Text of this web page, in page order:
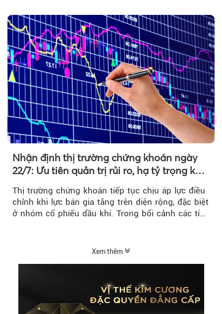
Nhận định thị trường chứng khoán ngày
22/7: Ưu tiên quản trị rủi ro, hạ tỷ trọng khi
Thị trường chứng khoán tiếp tục chịu áp lực điều
chỉnh khi lực bán gia tăng trên diện rộng, đặc biệt
ở nhóm cổ phiếu dầu khí. Trong bối cảnh các tín
Xem thêm